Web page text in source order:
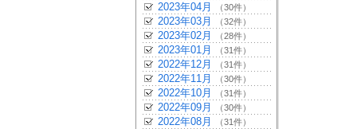
2023年04月 （30件）
2023年03月 （32件）
2023年02月 （28件）
2023年01月 （31件）
2022年12月 （31件）
2022年11月 （30件）
2022年10月 （31件）
2022年09月 （30件）
2022年08月 （31件）